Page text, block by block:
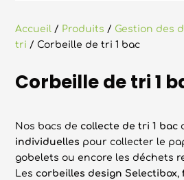
Accueil / Produits / Gestion des
tri / Corbeille de tri 1 bac
Corbeille de tri 1
Nos bacs de collecte de tri 1 bac
individuelles pour collecter le
gobelets ou encore les déchets
Les corbeilles design Selectibox,